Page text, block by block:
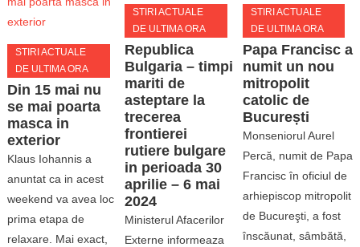
STIRI ACTUALE
DE ULTIMA ORA
Din 15 mai nu
se mai poarta
masca in
exterior
Klaus Iohannis a
anuntat ca in acest
weekend va avea loc
prima etapa de
relaxare. Mai exact,
STIRI ACTUALE
DE ULTIMA ORA
Republica
Bulgaria – timpi
mariti de
asteptare la
trecerea
frontierei
rutiere bulgare
in perioada 30
aprilie – 6 mai
2024
Ministerul Afacerilor
Externe informeaza
STIRI ACTUALE
DE ULTIMA ORA
Papa Francisc a
numit un nou
mitropolit
catolic de
București
Monseniorul Aurel
Percă, numit de Papa
Francisc în oficiul de
arhiepiscop mitropolit
de Bucureşti, a fost
înscăunat, sâmbătă,